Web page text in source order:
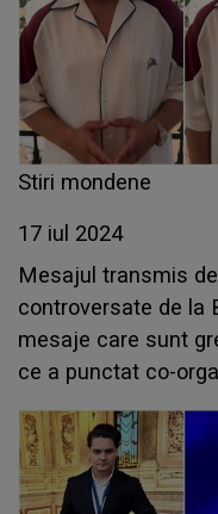
Stiri mondene
17 iul 2024
Mesajul transmis
controversate de la
mesaje care sunt
ce a punctat co-